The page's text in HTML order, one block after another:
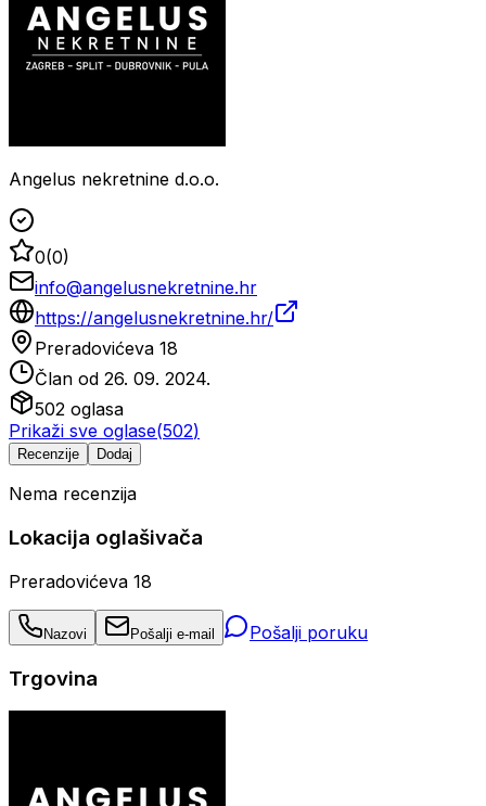
Angelus nekretnine d.o.o.
0(0)
info@angelusnekretnine.hr
https://angelusnekretnine.hr/
Preradovićeva 18
Član od 26. 09. 2024.
502 oglasa
Prikaži sve oglase(502)
Recenzije Dodaj
Nema recenzija
Lokacija oglašivača
Preradovićeva 18
Nazovi Pošalji e-mail Pošalji poruku
Trgovina